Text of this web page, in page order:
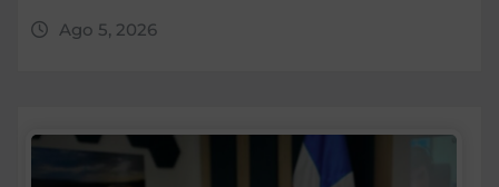
Ago 5, 2026